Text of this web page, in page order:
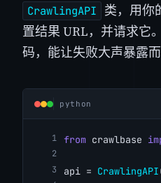
CrawlingAPI
类，用你
置结果 URL，并请求它
码，能让失败大声暴露
python
from crawlbase
api = CrawlingAPI